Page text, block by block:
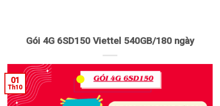
Gói 4G 6SD150 Viettel 540GB/180 ngày
01
Th10